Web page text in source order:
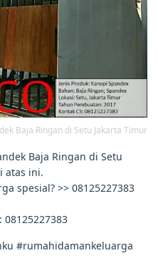
Baja Ringan di Setu Jakarta Timur
Baja Ringan di Setu
atas ini.
spesial? >> 08125227383
#rumahidamankeluarga